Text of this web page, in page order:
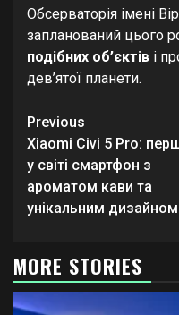
Обсерваторія імені
запланований цього
подібних об’єктів і
дев’ятої планети.
Continue
Reading
Previous
Xiaomi Civi 5 Pro:
у світі смартфон з
ароматом кави та
унікальним дизайном
MORE STORIES